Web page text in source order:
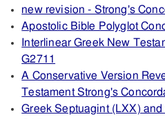
new revision - Strong's
Apostolic Bible Polyglot
Interlinear Greek New
G2711
A Conservative Version
Testament Strong's
Greek Septuagint (LXX)